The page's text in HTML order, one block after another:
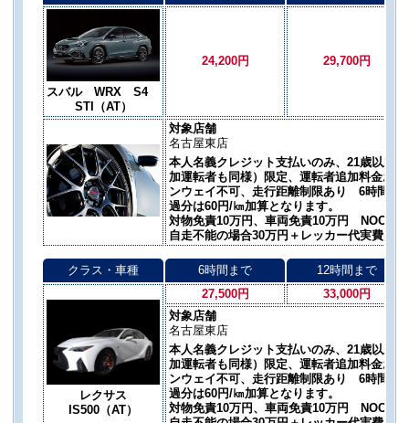
スバル WRX S4
STI（AT）
24,200円 29,700円
対象店舗
名古屋東店
本人名義クレジット支払いのみ、21歳以上
加運転者も同様）限定、運転者追加料金お
ンウェイ不可、走行距離制限あり 6時間
過分は60円/㎞加算となります。
対物免責10万円、車両免責10万円 NOC自
自走不能の場合30万円＋レッカー代実費
クラス・車種 6時間まで 12時間まで
レクサス
IS500（AT）
27,500円
33,000円
対象店舗
名古屋東店
本人名義クレジット支払いのみ、21歳以上
加運転者も同様）限定、運転者追加料金お
ンウェイ不可、走行距離制限あり 6時間
過分は60円/㎞加算となります。
対物免責10万円、車両免責10万円 NOC自